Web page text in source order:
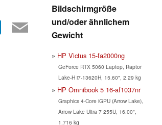
Bildschirmgröße
und/oder ähnlichem
Gewicht
HP Victus 15-fa2000ng
GeForce RTX 5060 Laptop, Raptor
Lake-H i7-13620H, 15.60", 2.29 kg
HP Omnibook 5 16-af1037nr
Graphics 4-Core iGPU (Arrow Lake),
Arrow Lake Ultra 7 255U, 16.00",
1.716 kg